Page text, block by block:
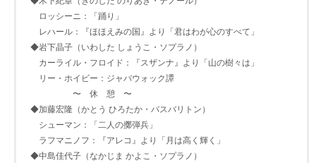
ロッシーニ：「踊り」
レハール：『ほほえみの国』より「君はわが心のすべて」
◆岩下晶子（いわした しょうこ・ソプラノ）
カーライル・フロイド：『スザンナ』より「山の樹々は」
リー・ホイビー：ジャバウォック譚
〜 休 憩 〜
◆加藤宏隆（かとう ひろたか・バスバリトン）
シューマン：「二人の擲弾兵」
ラフマニノフ：『アレコ』より「月は高く輝く」
◆中島佳代子（なかじま かよこ・ソプラノ）